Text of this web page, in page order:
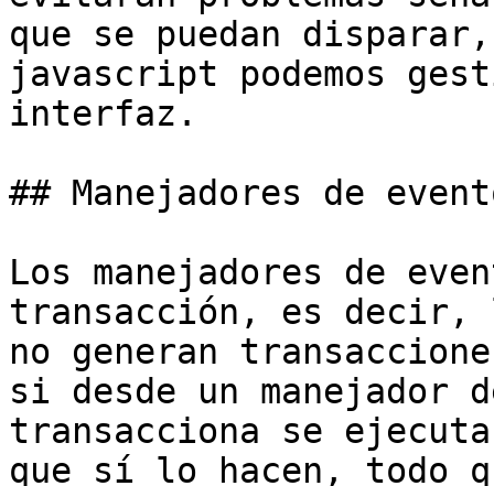
que se puedan
javascript podemos
interfaz.
## Manejadores de
Los manejadores de
transacción, es decir,
no generan
si desde un manejador
transacciona se
que sí lo hacen, todo